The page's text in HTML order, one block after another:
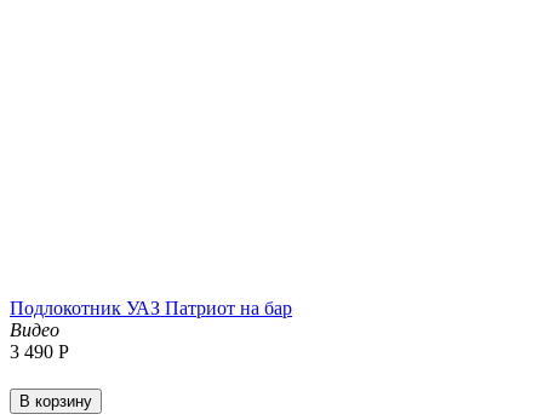
Подлокотник УАЗ Патриот на бар
Видео
3 490 Р
В корзину